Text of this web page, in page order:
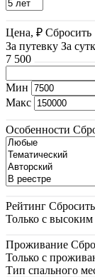
Цена, ₽ Сбросить
За путевку За
7 500
Мин
Макс
Особенности
Рейтинг Сбросить
Только с
Проживание
Только с
Тип спального